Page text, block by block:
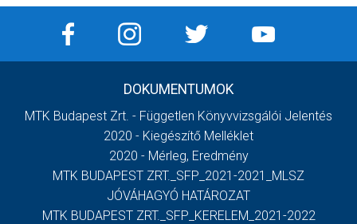
DOKUMENTUMOK
MTK Budapest Zrt. - Független Könyvvizsgálói Jelentés
2020 - Kiegészítő Melléklet
2020 - Mérleg, Eredmény
MTK BUDAPEST ZRT._SFP_2021-2021_MLSZ
JÓVÁHAGYÓ HATÁROZAT
MTK BUDAPEST ZRT._SFP_KERELEM_2021-2022